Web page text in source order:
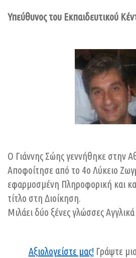
Υπεύθυνος του Εκπαιδευτικού
Ο Γιάννης Σώης γεννήθηκε στην
Αποφοίτησε από το 4ο Λύκειο
εφαρμοσμένη Πληροφορική και
τίτλο στη Διοίκηση.
Μιλάει δύο ξένες γλώσσες Αγγλικά
Αξιολογείστε μας! Γράψτε